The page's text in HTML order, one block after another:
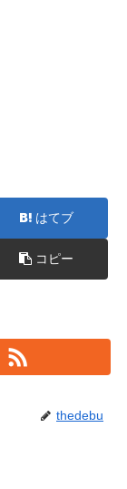
はてブ
コピー
thedebu